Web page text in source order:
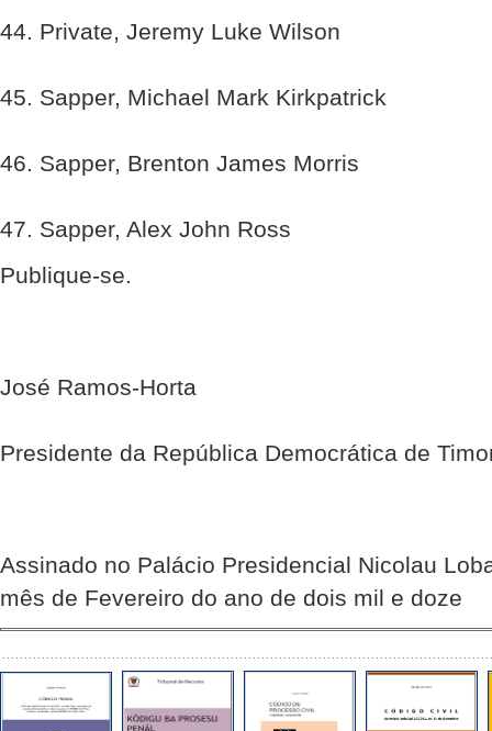
44. Private, Jeremy Luke Wilson
45. Sapper, Michael Mark Kirkpatrick
46. Sapper, Brenton James Morris
47. Sapper, Alex John Ross
Publique-se.
José Ramos-Horta
Presidente da República Democrática de
Assinado no Palácio Presidencial Nicolau
mês de Fevereiro do ano de dois mil e doze